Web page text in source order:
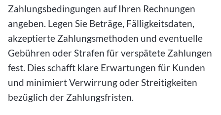
Zahlungsbedingungen auf Ihren Rechnungen
angeben. Legen Sie Beträge, Fälligkeitsdaten,
akzeptierte Zahlungsmethoden und eventuelle
Gebühren oder Strafen für verspätete Zahlungen
fest. Dies schafft klare Erwartungen für Kunden
und minimiert Verwirrung oder Streitigkeiten
bezüglich der Zahlungsfristen.